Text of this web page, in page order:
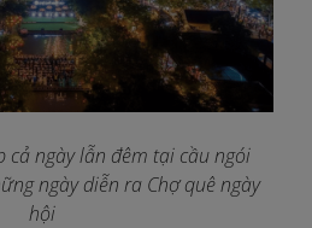
cả ngày lẫn đêm tại cầu ngói
ngày diễn ra Chợ quê ngày
hội